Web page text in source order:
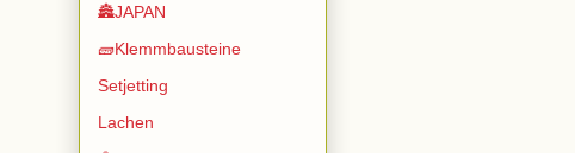
🏯JAPAN
🧱Klemmbausteine
Setjetting
Lachen